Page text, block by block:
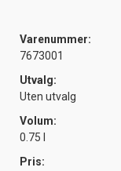
Varenummer:
7673001
Utvalg:
Uten utvalg
Volum:
0.75 l
Pris: